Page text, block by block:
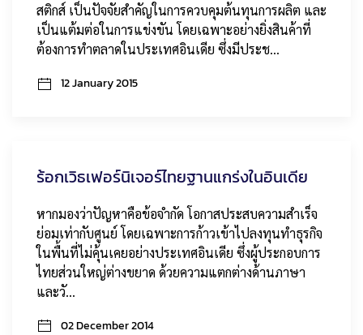
สติกส์ เป็นปัจจัยสำคัญในการควบคุมต้นทุนการผลิต และ
เป็นแต้มต่อในการแข่งขัน โดยเฉพาะอย่างยิ่งสินค้าที่
ต้องการทำตลาดในประเทศอินเดีย ซึ่งมีประช…
12 January 2015
ร้อกเวิธเฟอร์นิเจอร์ไทยฐานแกร่งในอินเดีย
หากมองว่าปัญหาคือข้อจำกัด โอกาสประสบความสำเร็จ
ย่อมเท่ากับศูนย์ โดยเฉพาะการก้าวเข้าไปลงทุนทำธุรกิจ
ในพื้นที่ไม่คุ้นเคยอย่างประเทศอินเดีย ซึ่งผู้ประกอบการ
ไทยส่วนใหญ่ต่างขยาด ด้วยความแตกต่างด้านภาษา
และวั…
02 December 2014